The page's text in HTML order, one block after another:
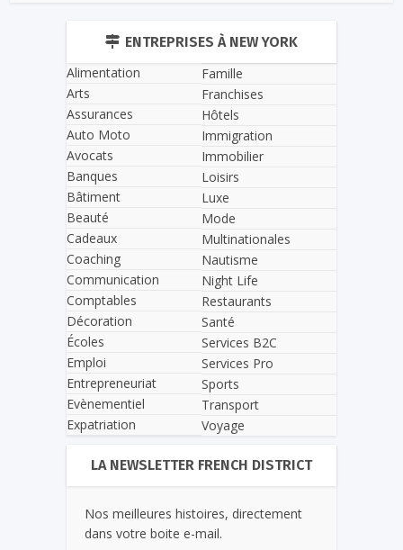
ENTREPRISES À NEW YORK
Alimentation
Arts
Assurances
Auto Moto
Avocats
Banques
Bâtiment
Beauté
Cadeaux
Coaching
Communication
Comptables
Décoration
Écoles
Emploi
Entrepreneuriat
Evènementiel
Expatriation
Famille
Franchises
Hôtels
Immigration
Immobilier
Loisirs
Luxe
Mode
Multinationales
Nautisme
Night Life
Restaurants
Santé
Services B2C
Services Pro
Sports
Transport
Voyage
LA NEWSLETTER FRENCH DISTRICT
Nos meilleures histoires, directement
dans votre boite e-mail.